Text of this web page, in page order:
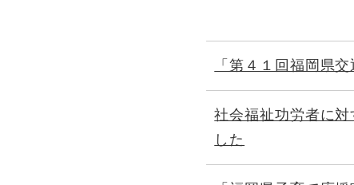
「第４１回福岡県
社会福祉功労者に
した